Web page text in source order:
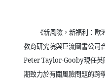
《新風險，新福利：
教育研究院與巨流圖書公司
Peter Taylor-Gooby現任英
期致力於有關風險問題的跨